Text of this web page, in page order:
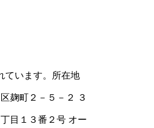
ています。所在地
麹町２－５－２ ３
目１３番２号 オー